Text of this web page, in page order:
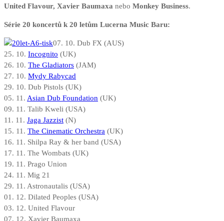
United Flavour, Xavier Baumaxa nebo Monkey Business.
Série 20 koncertů k 20 letům Lucerna Music Baru:
07. 10. Dub FX (AUS)
25. 10. Incognito (UK)
26. 10. The Gladiators (JAM)
27. 10. Mydy Rabycad
29. 10. Dub Pistols (UK)
05. 11. Asian Dub Foundation (UK)
09. 11. Talib Kweli (USA)
11. 11. Jaga Jazzist (N)
15. 11. The Cinematic Orchestra (UK)
16. 11. Shilpa Ray & her band (USA)
17. 11. The Wombats (UK)
19. 11. Prago Union
24. 11. Mig 21
29. 11. Astronautalis (USA)
01. 12. Dilated Peoples (USA)
03. 12. United Flavour
07. 12. Xavier Baumaxa